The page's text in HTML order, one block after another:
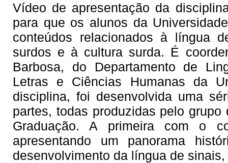
Vídeo de apresentação da
para que os alunos da
conteúdos relacionados à língua
surdos e à cultura surda. É
Barbosa, do Departamento de
Letras e Ciências Humanas da
disciplina, foi desenvolvida uma
partes, todas produzidas pelo
Graduação. A primeira com o
apresentando um panorama
desenvolvimento da língua de